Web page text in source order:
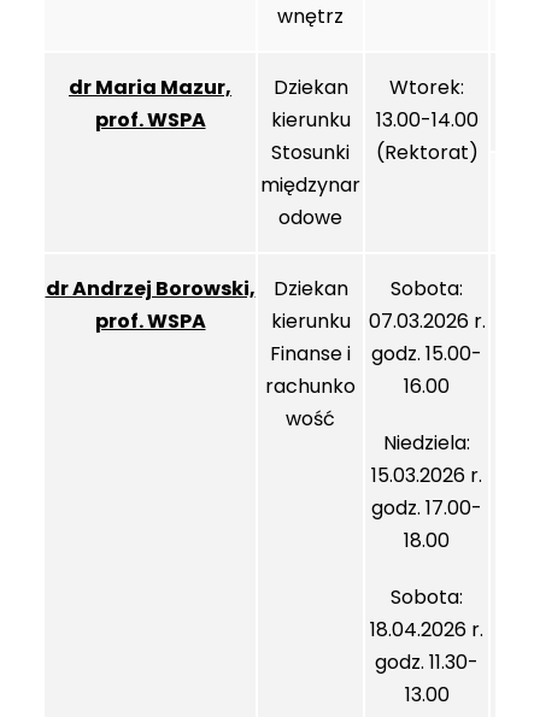
wnętrz
dr Maria Mazur,
prof. WSPA
Dziekan
kierunku
Stosunki
międzynar
odowe
Wtorek:
13.00-14.00
(Rektorat)
dr Andrzej Borowski,
prof. WSPA
Dziekan
kierunku
Finanse i
rachunko
wość
Sobota:
07.03.2026 r.
godz. 15.00-
16.00
Niedziela:
15.03.2026 r.
godz. 17.00-
18.00
Sobota:
18.04.2026 r.
godz. 11.30-
13.00